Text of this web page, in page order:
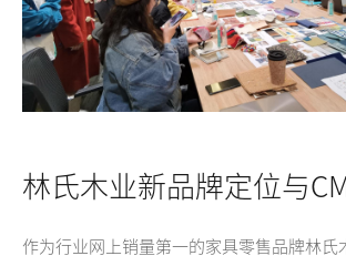
林氏木业新品牌定位与
作为行业网上销量第一的家具零售品牌林氏